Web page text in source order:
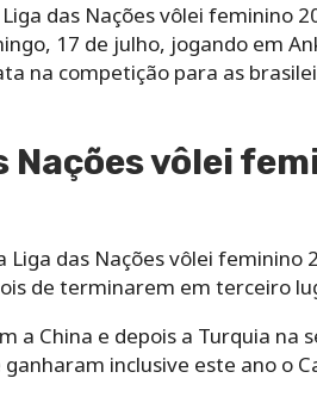
das Nações vôlei feminino
17 de julho, jogando em
na competição para as
Nações vôlei
Liga das Nações vôlei
de terminarem em terceiro
a China e depois a Turquia na
inclusive este ano o